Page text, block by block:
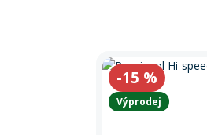
-15 %
Výprodej